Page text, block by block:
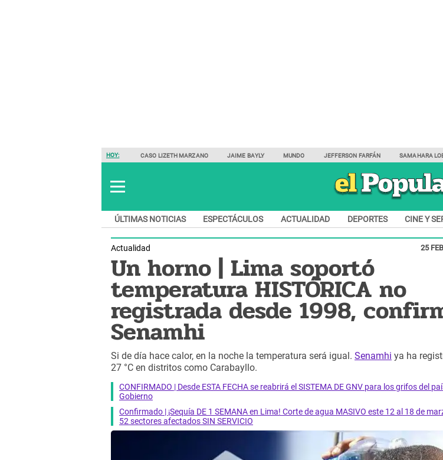
HOY: CASO LIZETH MARZANO JAIME BAYLY MUNDO JEFFERSON FARFÁN SAMAHARA
ÚLTIMAS NOTICIAS ESPECTÁCULOS ACTUALIDAD DEPORTES CINE Y
Actualidad 25
Un horno | Lima soportó
temperatura HISTÓRICA no
registrada desde 1998,
Senamhi
Si de día hace calor, en la noche la temperatura será igual. Senamhi ya ha
27 °C en distritos como Carabayllo.
CONFIRMADO | Desde ESTA FECHA se reabrirá el SISTEMA DE GNV para los grifos del
Gobierno
Confirmado | ¡Sequía DE 1 SEMANA en Lima! Corte de agua MASIVO este 12 al 18 de
52 sectores afectados SIN SERVICIO